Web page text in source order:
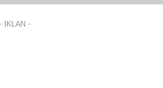
- IKLAN -